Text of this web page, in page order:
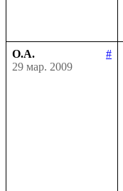
О.А.
#
29 мар. 2009